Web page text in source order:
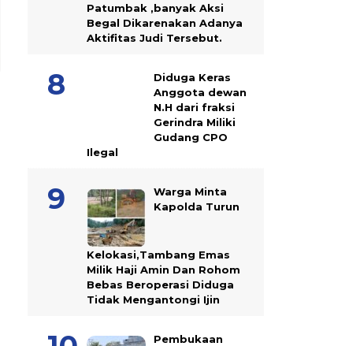
Patumbak ,banyak Aksi
Begal Dikarenakan Adanya
Aktifitas Judi Tersebut.
Diduga Keras
Anggota dewan
N.H dari fraksi
Gerindra Miliki
Gudang CPO
Ilegal
Warga Minta
Kapolda Turun
Kelokasi,Tambang Emas
Milik Haji Amin Dan Rohom
Bebas Beroperasi Diduga
Tidak Mengantongi Ijin
Pembukaan